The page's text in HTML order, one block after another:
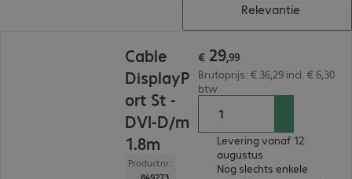
Relevantie
Cable
DisplayP
ort St -
DVI-D/m
1.8m
Productnr.:
€ 29,99
Brutoprijs: € 36,29 incl. € 6,30
btw
Levering vanaf 12.
augustus
Nog slechts enkele